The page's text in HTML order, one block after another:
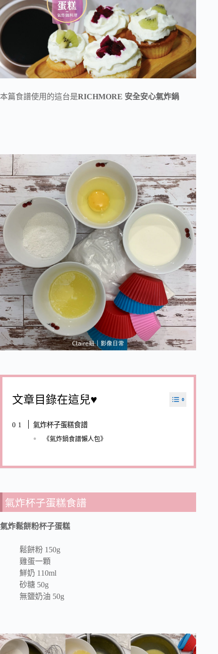
本篇食譜使用的這台是RICHMORE 安全安心氣炸鍋
文章目錄在這兒♥
氣炸杯子蛋糕食譜
《氣炸鍋食譜懶人包》
氣炸杯子蛋糕食譜
氣炸鬆餅粉杯子蛋糕
鬆餅粉 150g
雞蛋一顆
鮮奶 110ml
砂糖 50g
無鹽奶油 50g